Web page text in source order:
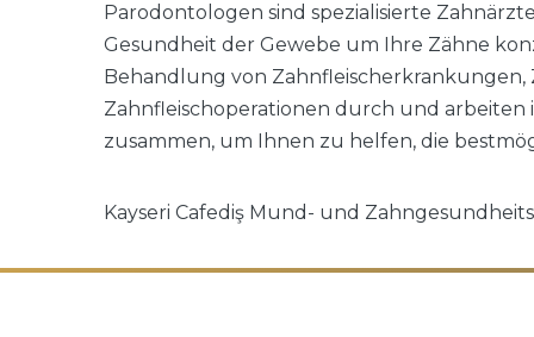
Parodontologen sind spezialisierte
Gesundheit der Gewebe um Ihre Zähne
Behandlung von
Zahnfleischoperationen durch und
zusammen, um Ihnen zu helfen, die
Kayseri Cafediş Mund- und